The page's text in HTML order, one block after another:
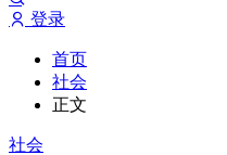
登录
首页
社会
正文
社会